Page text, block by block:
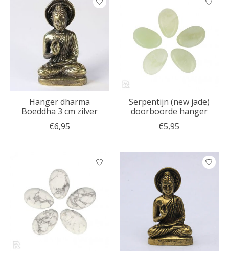
Hanger dharma
Boeddha 3 cm zilver
€6,95
Serpentijn (new jade)
doorboorde hanger
€5,95